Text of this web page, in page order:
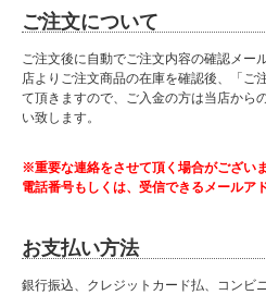
ご注文について
ご注文後に自動でご注文内容の確認メー
店よりご注文商品の在庫を確認後、「ご
て頂きますので、ご入金の方は当店から
い致します。
※重要な連絡をさせて頂く場合がござい
電話番号もしくは、受信できるメールア
お支払い方法
銀行振込、クレジットカード払、コンビ